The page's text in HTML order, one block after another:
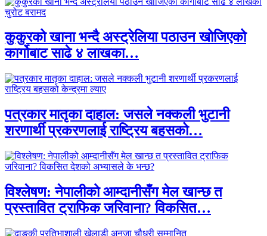
कुकुरको खाना भन्दै अस्ट्रेलिया पठाउन खोजिएको
कार्गोबाट साढे ४ लाखका…
पत्रकार मातृका दाहाल: जसले नक्कली भुटानी
शरणार्थी प्रकरणलाई राष्ट्रिय बहसको…
विश्लेषण: नेपालीको आम्दानीसँग मेल खान्छ त
प्रस्तावित ट्राफिक जरिवाना? विकसित…